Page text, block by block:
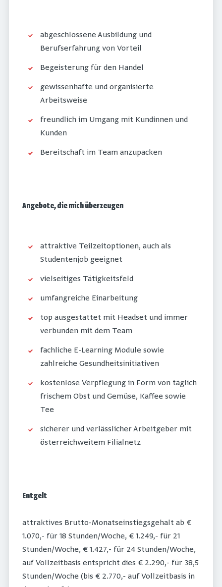
abgeschlossene Ausbildung und
Berufserfahrung von Vorteil
Begeisterung für den Handel
gewissenhafte und organisierte
Arbeitsweise
freundlich im Umgang mit Kundinnen und
Kunden
Bereitschaft im Team anzupacken
Angebote, die mich überzeugen
attraktive Teilzeitoptionen, auch als
Studentenjob geeignet
vielseitiges Tätigkeitsfeld
umfangreiche Einarbeitung
top ausgestattet mit Headset und immer
verbunden mit dem Team
fachliche E-Learning Module sowie
zahlreiche Gesundheitsinitiativen
kostenlose Verpflegung in Form von täglich
frischem Obst und Gemüse, Kaffee sowie
Tee
sicherer und verlässlicher Arbeitgeber mit
österreichweitem Filialnetz
Entgelt
attraktives Brutto-Monatseinstiegsgehalt ab €
1.070,- für 18 Stunden/Woche, € 1.249,- für 21
Stunden/Woche, € 1.427,- für 24 Stunden/Woche,
auf Vollzeitbasis entspricht dies € 2.290,- für 38,5
Stunden/Woche (bis € 2.770,- auf Vollzeitbasis in